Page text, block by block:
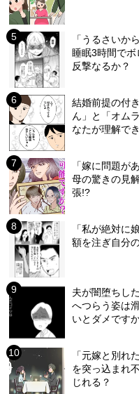
「うるさいか
睡眠3時間で
反撃なるか？
結婚前提の付
ん」と「オム
なたが理解で
「嫁に問題が
母の驚きの見
張!?
「私が絶対に
額を注ぎ自分
夫が闇堕ちし
へつらう姿は
いとダメです
「元嫁と別れ
を突っ込まれ
じれる？